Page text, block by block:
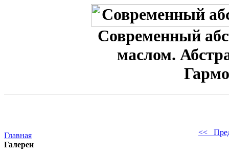
Современный
маслом.
Главная
Галереи
<<